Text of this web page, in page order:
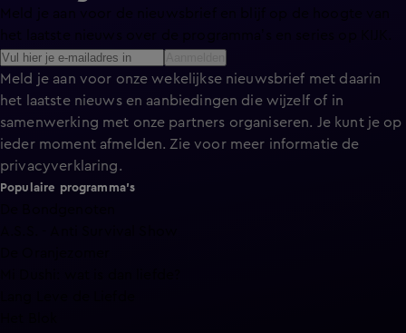
Meld je aan voor onze wekelijkse nieuwsbrief met daarin
het laatste nieuws en aanbiedingen die wijzelf of in
samenwerking met onze partners organiseren. Je kunt je op
ieder moment afmelden. Zie voor meer informatie de
privacyverklaring.
Populaire programma's